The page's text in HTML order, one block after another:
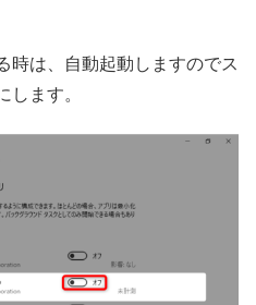
時は、自動起動しますのでス
します。